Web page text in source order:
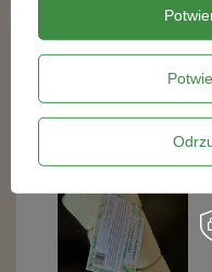
Polecane produkty